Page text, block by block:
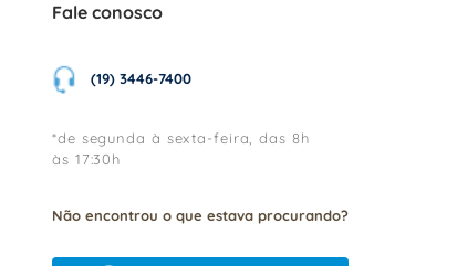
Fale conosco
(19) 3446-7400
*de segunda à sexta-feira, das 8h
às 17:30h
Não encontrou o que estava procurando?